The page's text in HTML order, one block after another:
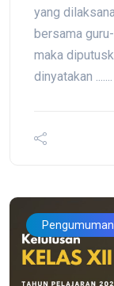
yang
bersama
maka
dinyatakan .......
Pengumuman